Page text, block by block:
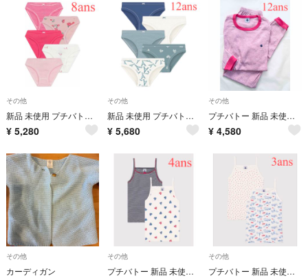
その他
新品 未使用 プチバトー ショーツ ５枚組 フラワー ピンク ミラレ 8ans
¥ 5,280
その他
新品 未使用 プチバトー ショーツ ５枚組 エッフェル塔 ハート 12ans
¥ 5,680
その他
プチバトー 新品 未使用 長袖 パジャマ ミラレボーダー ピンク 12ans
¥ 4,580
その他
カーディガン
その他
プチバトー 新品 未使用 キャミソール ハート トリコロール ２枚組 4ans
その他
プチバトー 新品 未使用 キャミソール パリ 名所 ハート ２枚組 3ans